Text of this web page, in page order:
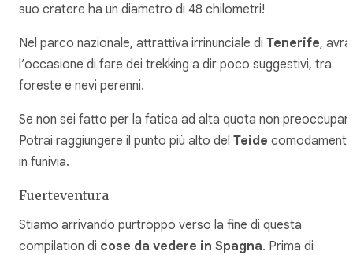
suo cratere ha un diametro di 48 chilometri!
Nel parco nazionale, attrattiva irrinunciale di Tenerife, avrai
l’occasione di fare dei trekking a dir poco suggestivi, tra
foreste e nevi perenni.
Se non sei fatto per la fatica ad alta quota non
Potrai raggiungere il punto più alto del Teide comodamente
in funivia.
Fuerteventura
Stiamo arrivando purtroppo verso la fine di questa
compilation di cose da vedere in Spagna. Prima di